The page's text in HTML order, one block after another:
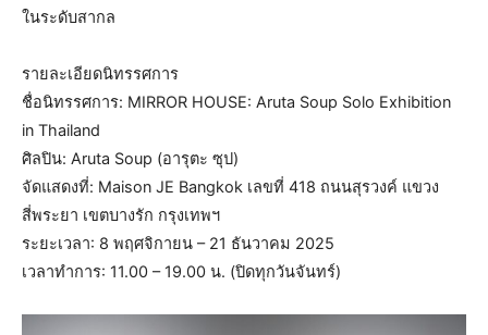
ในระดับสากล
รายละเอียดนิทรรศการ
ชื่อนิทรรศการ: MIRROR HOUSE: Aruta Soup Solo Exhibition
in Thailand
ศิลปิน: Aruta Soup (อารุตะ ซุป)
จัดแสดงที่: Maison JE Bangkok เลขที่ 418 ถนนสุรวงค์ แขวง
สี่พระยา เขตบางรัก กรุงเทพฯ
ระยะเวลา: 8 พฤศจิกายน – 21 ธันวาคม 2025
เวลาทำการ: 11.00 – 19.00 น. (ปิดทุกวันจันทร์)